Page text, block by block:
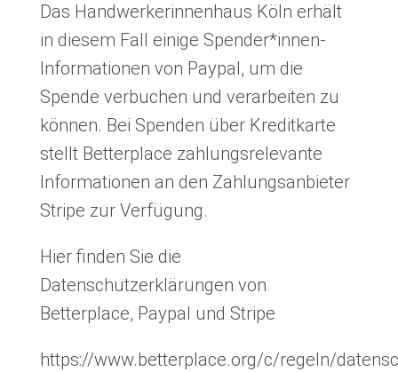
Das Handwerkerinnenhaus Köln erhält
in diesem Fall einige Spender*innen-
Informationen von Paypal, um die
Spende verbuchen und verarbeiten zu
können. Bei Spenden über Kreditkarte
stellt Betterplace zahlungsrelevante
Informationen an den Zahlungsanbieter
Stripe zur Verfügung.
Hier finden Sie die
Datenschutzerklärungen von
Betterplace, Paypal und Stripe
https://www.betterplace.org/c/regeln/